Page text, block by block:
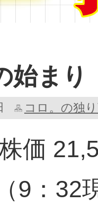
始まり
コロ。の独
価
9：32